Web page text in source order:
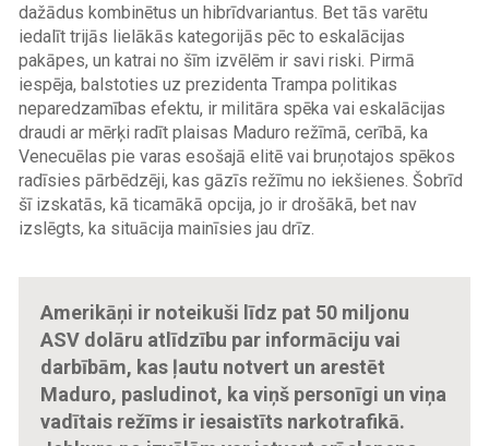
dažādus kombinētus un hibrīdvariantus. Bet tās varētu
iedalīt trijās lielākās kategorijās pēc to eskalācijas
pakāpes, un katrai no šīm izvēlēm ir savi riski. Pirmā
iespēja, balstoties uz prezidenta Trampa politikas
neparedzamības efektu, ir militāra spēka vai eskalācijas
draudi ar mērķi radīt plaisas Maduro režīmā, cerībā, ka
Venecuēlas pie varas esošajā elitē vai bruņotajos spēkos
radīsies pārbēdzēji, kas gāzīs režīmu no iekšienes. Šobrīd
šī izskatās, kā ticamākā opcija, jo ir drošākā, bet nav
izslēgts, ka situācija mainīsies jau drīz.
Amerikāņi ir noteikuši līdz pat 50 miljonu
ASV dolāru atlīdzību par informāciju vai
darbībām, kas ļautu notvert un arestēt
Maduro, pasludinot, ka viņš personīgi un viņa
vadītais režīms ir iesaistīts narkotrafikā.